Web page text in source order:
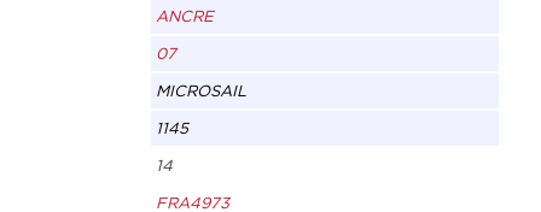
ANCRE
07
MICROSAIL
1145
14
FRA4973